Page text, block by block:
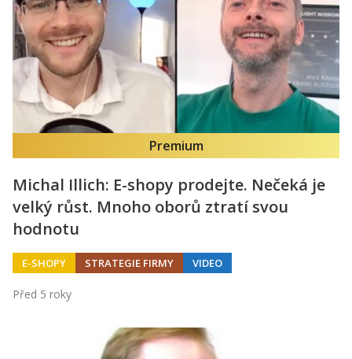
Premium
Michal Illich: E-shopy prodejte. Nečeká je
velký růst. Mnoho oborů ztratí svou
hodnotu
E-SHOPY STRATEGIE FIRMY VIDEO
Před 5 roky